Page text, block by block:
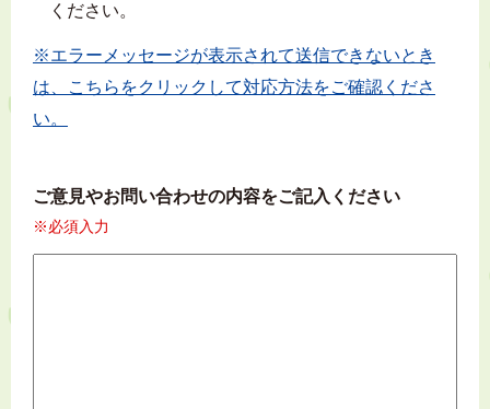
ください。
※エラーメッセージが表示されて送信できないとき
は、こちらをクリックして対応方法をご確認くださ
い。
ご意見やお問い合わせの内容をご記入ください
※必須入力